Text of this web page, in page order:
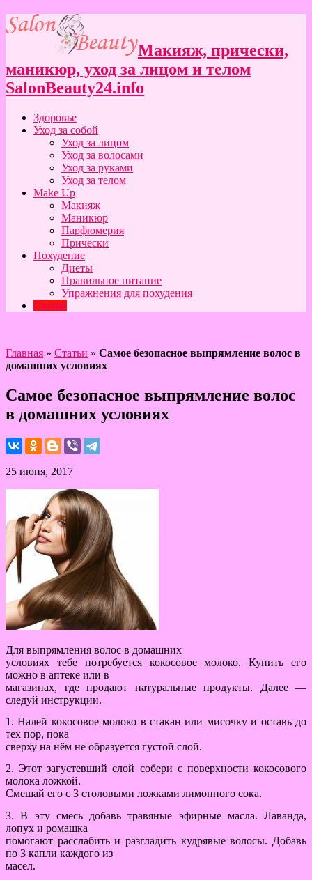
Макияж, прически,
маникюр, уход за лицом и телом
SalonBeauty24.info
Здоровье
Уход за собой
Уход за лицом
Уход за волосами
Уход за руками
Уход за телом
Make Up
Макияж
Маникюр
Парфюмерия
Прически
Похудение
Диеты
Правильное питание
Упражнения для похудения
Статьи
Главная » Статьи » Самое безопасное выпрямление волос в
домашних условиях
Самое безопасное выпрямление волос
в домашних условиях
25 июня, 2017
Для выпрямления волос в домашних
условиях тебе потребуется кокосовое молоко. Купить его
можно в аптеке или в
магазинах, где продают натуральные продукты. Далее —
следуй инструкции.
1. Налей кокосовое молоко в стакан или мисочку и оставь до
тех пор, пока
сверху на нём не образуется густой слой.
2. Этот загустевший слой собери с поверхности кокосового
молока ложкой.
Смешай его с 3 столовыми ложками лимонного сока.
3. В эту смесь добавь травяные эфирные масла. Лаванда,
лопух и ромашка
помогают расслабить и разгладить кудрявые волосы. Добавь
по 3 капли каждого из
масел.